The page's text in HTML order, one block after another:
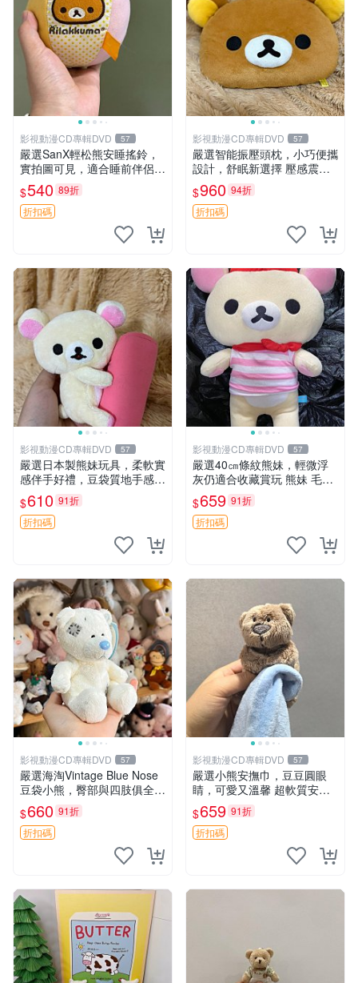
影視動漫CD專輯DVD 57
嚴選SanX輕松熊安睡搖鈴，
實拍圖可見，適合睡前伴侶，
Picks安撫好物 0325 懸吊 電
腦
$540 89折
折扣碼
影視動漫CD專輯DVD 57
嚴選智能振壓頭枕，小巧便攜
設計，舒眠新選擇 壓感震動
頭枕 確切尺寸 小巧便攜
$960 94折
折扣碼
影視動漫CD專輯DVD 57
嚴選日本製熊妹玩具，柔軟實
感伴手好禮，豆袋質地手感
佳，抱枕小熊 recom 推薦 白
色豆袋 玩具
$610 91折
折扣碼
影視動漫CD專輯DVD 57
嚴選40㎝條紋熊妹，輕微浮
灰仍適合收藏賞玩 熊妹 毛絨
玩具 浮雕熊
$659 91折
折扣碼
影視動漫CD專輯DVD 57
嚴選海淘Vintage Blue Nose
豆袋小熊，臀部與四肢俱全，
坐高11公分，附原盒與吊牌
收藏。藍鼻子小熊，值得擁有
玩具 憶熊
$660 91折
折扣碼
影視動漫CD專輯DVD 57
嚴選小熊安撫巾，豆豆圓眼
睛，可愛又溫馨 超軟質安撫
巾，豆豆設計，哄睡好幫手
約克豆豆眼安撫巾 數碼豆豆
眼
$659 91折
折扣碼